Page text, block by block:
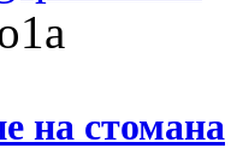
на стомана